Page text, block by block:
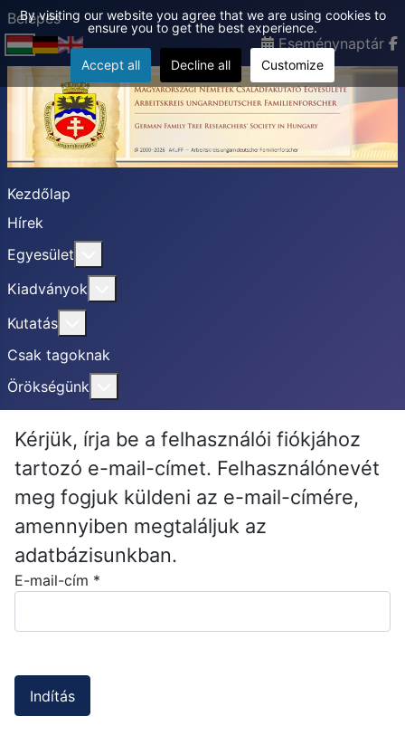
Belépés
Eseménynaptár
Kezdőlap
Hírek
Egyesület
Kiadványok
Kutatás
Csak tagoknak
Örökségünk
Kérjük, írja be a felhasználói fiókjához
tartozó e-mail-címet. Felhasználónevét
meg fogjuk küldeni az e-mail-címére,
amennyiben megtaláljuk az
adatbázisunkban.
E-mail-cím *
Indítás
By visiting our website you agree that we are using cookies to
ensure you to get the best experience.
Accept all Decline all Customize